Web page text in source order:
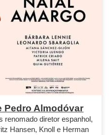
Pedro Almodóvar
renomado diretor espanhol,
Hansen, Knoll e Herman